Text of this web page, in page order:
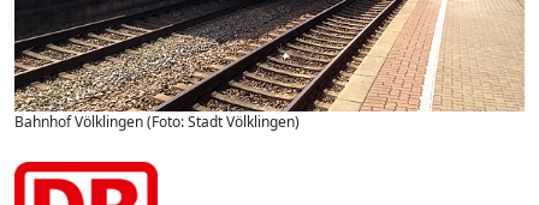
Bahnhof Völklingen (Foto: Stadt Völklingen)